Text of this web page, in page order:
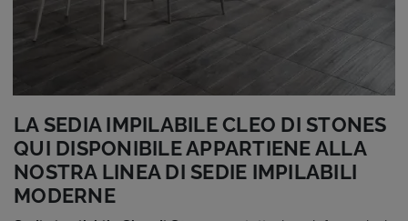
LA SEDIA IMPILABILE CLEO DI STONES
QUI DISPONIBILE APPARTIENE ALLA
NOSTRA LINEA DI SEDIE IMPILABILI
MODERNE